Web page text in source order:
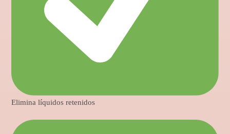
Elimina líquidos retenidos